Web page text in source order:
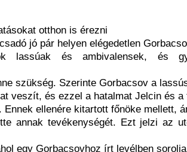
otthon is érezni
jó pár helyen elégedetlen
lassúak és ambivalensek, és
szükség. Szerinte Gorbacsov a
veszít, és ezzel a hatalmat Jelcin és a
Ennek ellenére kitartott főnöke mellett,
annak tevékenységét. Ezt jelzi az
egy Gorbacsovhoz írt levélben